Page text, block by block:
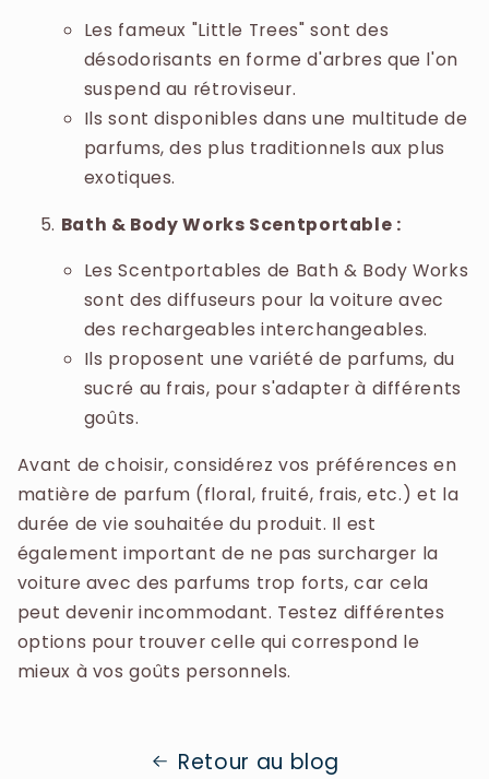
Les fameux "Little Trees" sont des
désodorisants en forme d'arbres que l'on
suspend au rétroviseur.
Ils sont disponibles dans une multitude de
parfums, des plus traditionnels aux plus
exotiques.
Bath & Body Works Scentportable :
Les Scentportables de Bath & Body Works
sont des diffuseurs pour la voiture avec
des rechargeables interchangeables.
Ils proposent une variété de parfums, du
sucré au frais, pour s'adapter à différents
goûts.
Avant de choisir, considérez vos préférences en
matière de parfum (floral, fruité, frais, etc.) et la
durée de vie souhaitée du produit. Il est
également important de ne pas surcharger la
voiture avec des parfums trop forts, car cela
peut devenir incommodant. Testez différentes
options pour trouver celle qui correspond le
mieux à vos goûts personnels.
Retour au blog